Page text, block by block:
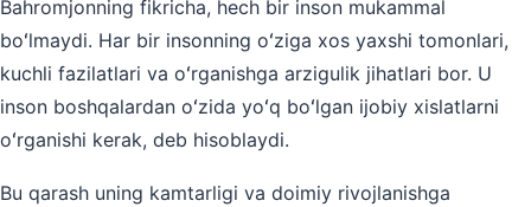
Bahromjonning fikricha, hech bir inson mukammal
boʻlmaydi. Har bir insonning oʻziga xos yaxshi tomonlari,
kuchli fazilatlari va oʻrganishga arzigulik jihatlari bor. U
inson boshqalardan oʻzida yoʻq boʻlgan ijobiy xislatlarni
oʻrganishi kerak, deb hisoblaydi.
Bu qarash uning kamtarligi va doimiy rivojlanishga